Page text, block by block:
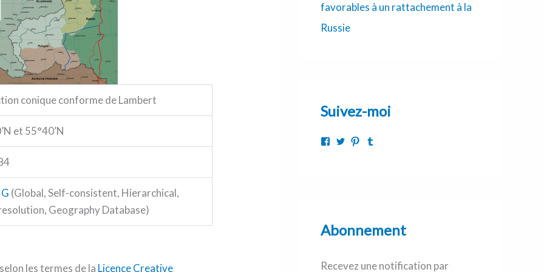
conique conforme de Lambert
et 55°40’N
(Global, Self-consistent, Hierarchical,
Geography Database)
les termes de la Licence Creative
favorables à un rattachement à la
Russie
Suivez-moi
Abonnement
Recevez une notification par